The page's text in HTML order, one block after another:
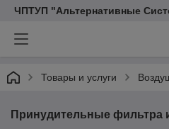
ЧПТУП "Альтернативные
Товары и услуги
Принудительные фильтра